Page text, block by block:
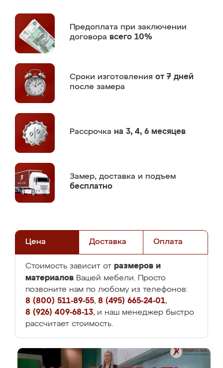
Предоплата при заключении
договора всего 10%
Сроки изготовления от 7 дней
после замера
Рассрочка на 3, 4, 6 месяцев
Замер, доставка и подъем
бесплатно
Цена Доставка Оплата
Стоимость зависит от размеров и
материалов Вашей мебели. Просто
позвоните нам по любому из телефонов:
8 (800) 511-89-55, 8 (495) 665-24-01,
8 (926) 409-68-13, и наш менеджер быстро
рассчитает стоимость.